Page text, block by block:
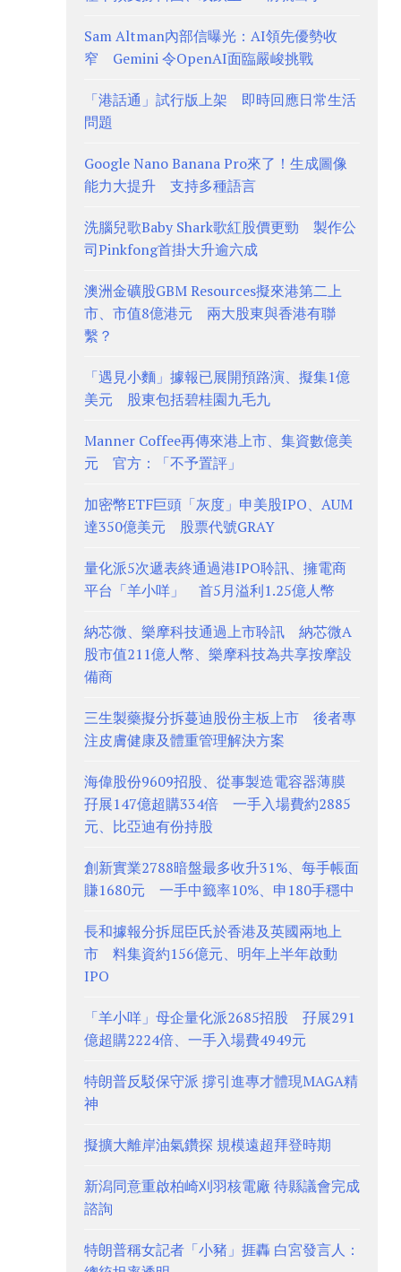
Sam Altman內部信曝光：AI領先優勢收
窄 Gemini 令OpenAI面臨嚴峻挑戰
「港話通」試行版上架 即時回應日常生活
問題
Google Nano Banana Pro來了！生成圖像
能力大提升 支持多種語言
洗腦兒歌Baby Shark歌紅股價更勁 製作公
司Pinkfong首掛大升逾六成
澳洲金礦股GBM Resources擬來港第二上
市、市值8億港元 兩大股東與香港有聯
繫？
「遇見小麵」據報已展開預路演、擬集1億
美元 股東包括碧桂園九毛九
Manner Coffee再傳來港上市、集資數億美
元 官方：「不予置評」
加密幣ETF巨頭「灰度」申美股IPO、AUM
達350億美元 股票代號GRAY
量化派5次遞表終通過港IPO聆訊、擁電商
平台「羊小咩」 首5月溢利1.25億人幣
納芯微、樂摩科技通過上市聆訊 納芯微A
股市值211億人幣、樂摩科技為共享按摩設
備商
三生製藥擬分拆蔓迪股份主板上市 後者專
注皮膚健康及體重管理解決方案
海偉股份9609招股、從事製造電容器薄膜
孖展147億超購334倍 一手入場費約2885
元、比亞迪有份持股
創新實業2788暗盤最多收升31%、每手帳面
賺1680元 一手中籤率10%、申180手穩中
長和據報分拆屈臣氏於香港及英國兩地上
市 料集資約156億元、明年上半年啟動
IPO
「羊小咩」母企量化派2685招股 孖展291
億超購2224倍、一手入場費4949元
特朗普反駁保守派 撐引進專才體現MAGA精
神
擬擴大離岸油氣鑽探 規模遠超拜登時期
新潟同意重啟柏崎刈羽核電廠 待縣議會完成
諮詢
特朗普稱女記者「小豬」捱轟 白宮發言人：